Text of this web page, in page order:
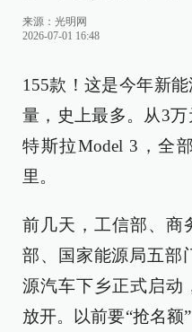
来源： 光明网
2026-07-01 16:48
155款！这是今年新
量，史上最多。从3
特斯拉Model 3，全
里。
前几天，工信部、商
部、国家能源局五部
源汽车下乡正式启动
放开。以前要“抢名额